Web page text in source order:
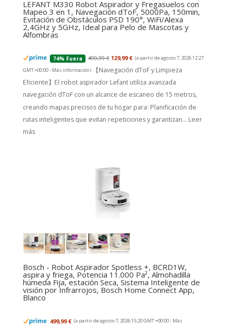
LEFANT M330 Robot Aspirador y Fregasuelos con
Mapeo 3 en 1, Navegación dToF, 5000Pa, 150min,
Evitación de Obstáculos PSD 190°, WiFi/Alexa
2,4GHz y 5GHz, Ideal para Pelo de Mascotas y
Alfombras
74% Fuera 499,99 € 129,99 € (a partir de agosto 7, 2026 12:27
GMT +00:00 - Más información)
【Navegación dToF y Limpieza
Eficiente】El robot aspirador Lefant utiliza avanzada
navegación dToF con un alcance de escaneo de 15 metros,
creando mapas precisos de tu hogar para: Planificación de
rutas inteligentes que evitan repeticiones y garantizan... Leer
más
Bosch - Robot Aspirador Spotless +, BCRD1W,
aspira y friega, Potencia 11.000 Pa², Almohadilla
húmeda Fija, estación Seca, Sistema Inteligente de
visión por Infrarrojos, Bosch Home Connect App,
Blanco
499,99 € (a partir de agosto 7, 2026 15:20 GMT +00:00 - Más